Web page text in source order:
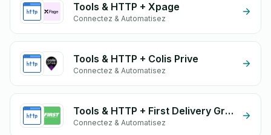
Tools & HTTP + Xpage
Connectez & Automatisez
Tools & HTTP + Colis Prive
Connectez & Automatisez
Tools & HTTP + First Delivery Group
Connectez & Automatisez